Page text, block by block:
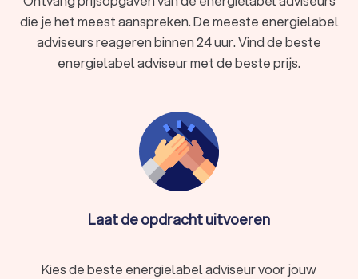
die je het meest aanspreken. De meeste energielabel
adviseurs reageren binnen 24 uur. Vind de beste
energielabel adviseur met de beste prijs.
Laat de opdracht uitvoeren
Kies de beste energielabel adviseur voor jouw